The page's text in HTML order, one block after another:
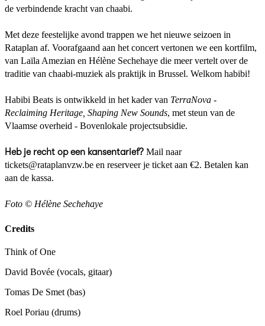
de verbindende kracht van chaabi.
Met deze feestelijke avond trappen we het nieuwe seizoen in
Rataplan af. Voorafgaand aan het concert vertonen we een kortfilm,
van Laïla Amezian en Hélène Sechehaye die meer vertelt over de
traditie van chaabi-muziek als praktijk in Brussel. Welkom habibi!
Habibi Beats is ontwikkeld in het kader van TerraNova -
Reclaiming Heritage, Shaping New Sounds, met steun van de
Vlaamse overheid - Bovenlokale projectsubsidie.
Heb je recht op een kansentarief? Mail naar
tickets@rataplanvzw.be en reserveer je ticket aan €2. Betalen kan
aan de kassa.
Foto © Hélène Sechehaye
Credits
Think of One
David Bovée (vocals, gitaar)
Tomas De Smet (bas)
Roel Poriau (drums)